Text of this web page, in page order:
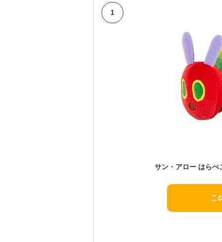
1
サン・アロー はらぺ
こ